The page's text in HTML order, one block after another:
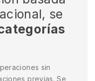
se
sin
previas. Se